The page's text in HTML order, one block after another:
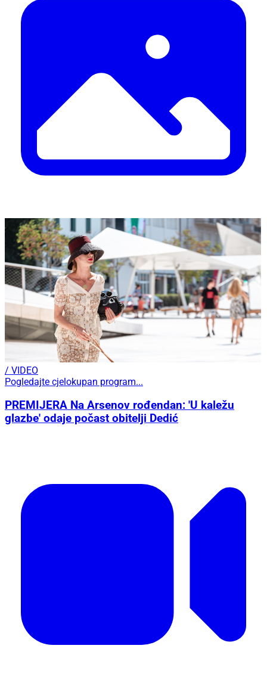
/ VIDEO
Pogledajte cjelokupan program...
PREMIJERA Na Arsenov rođendan: 'U kaležu
glazbe' odaje počast obitelji Dedić